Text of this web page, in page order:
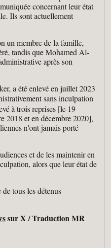
concernant leur état
Ils sont actuellement
un membre de la famille,
tandis que Mohamed Al-
après son
a été enlevé en juillet 2023
sans inculpation
à trois reprises [le 19
2018 et en décembre 2020],
n'ont jamais porté
et de les maintenir en
alors que leur état de
tous les détenus
sur X / Traduction MR